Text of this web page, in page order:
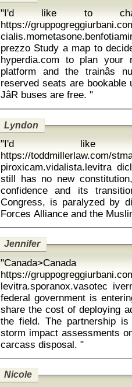
"I'd like to
https://
prezzo Study a map to decide your route and overnight stays. Use
hyperdia.com to plan
platform and the trainâs
reserved seats are bookable
JâR buses are free. "
Lyndon
"I'd like
https://toddmillerlaw.com/
piroxicam.vidalista.levitra
still has no new
confidence and its
Congress, is paralyzed by
Jennifer
"Canada>Canada
https://
levitra.sporanox.vasotec ivermectin
federal government is
share the cost of deploying
the field. The partnership
storm impact assessments
carcass disposal. "
Nicole